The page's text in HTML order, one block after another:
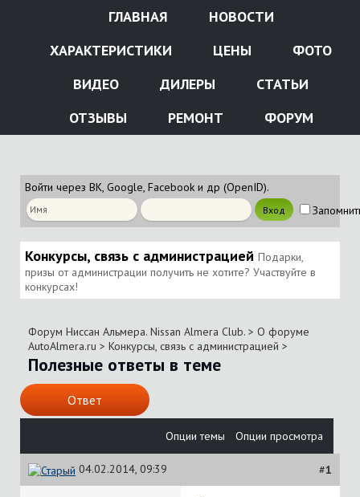
ГЛАВНАЯ
НОВОСТИ
ХАРАКТЕРИСТИКИ
ЦЕНЫ
ФОТО
ВИДЕО
ДИЛЕРЫ
СТАТЬИ
ОТЗЫВЫ
РЕМОНТ ФОРУМ
Войти через ВК, Google, Facebook и др (OpenID).
Конкурсы, связь с администрацией Подарки,
призы от администрации получить не хотите? Участвуйте в
конкурсах!
Форум Ниссан Альмера. Nissan Almera Club. > О форуме
AutoAlmera.ru > Конкурсы, связь с администрацией >
Полезные ответы в теме
Ответ
Опции темы Опции просмотра
04.02.2014, 09:39 #1